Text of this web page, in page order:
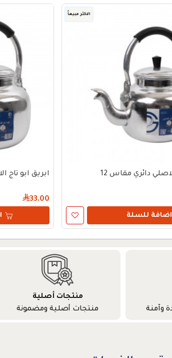
الاكثر مبيعاً
دائري مقاس 12
اضافة للسلة
ابريق ابو تاج
33.00
وآمنة
منتجات أصلية
منتجات أصلية ومضمونة